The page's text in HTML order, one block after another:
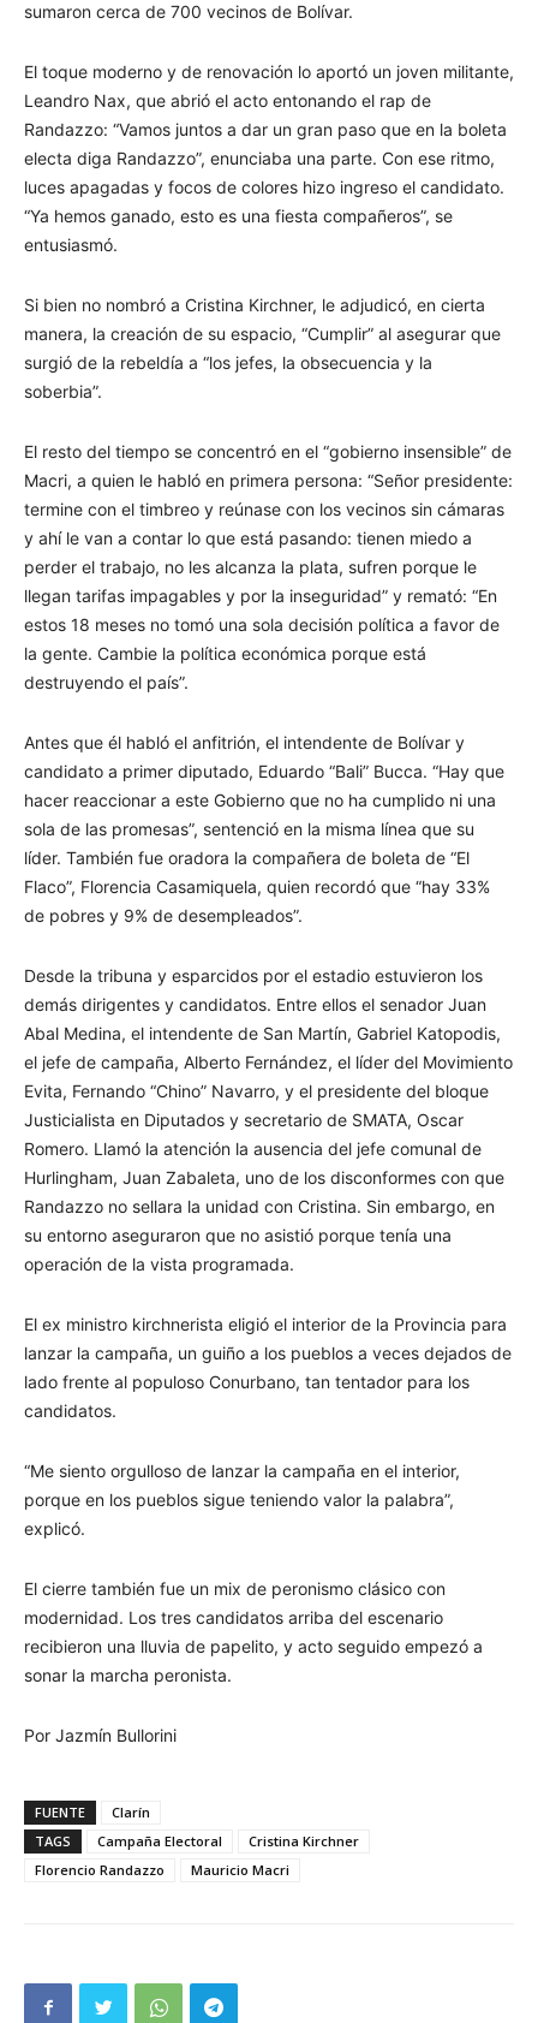
sumaron cerca de 700 vecinos de Bolívar.
El toque moderno y de renovación lo aportó un joven militante,
Leandro Nax, que abrió el acto entonando el rap de
Randazzo: “Vamos juntos a dar un gran paso que en la boleta
electa diga Randazzo”, enunciaba una parte. Con ese ritmo,
luces apagadas y focos de colores hizo ingreso el candidato.
“Ya hemos ganado, esto es una fiesta compañeros”, se
entusiasmó.
Si bien no nombró a Cristina Kirchner, le adjudicó, en cierta
manera, la creación de su espacio, “Cumplir” al asegurar que
surgió de la rebeldía a “los jefes, la obsecuencia y la
soberbia”.
El resto del tiempo se concentró en el “gobierno insensible” de
Macri, a quien le habló en primera persona: “Señor presidente:
termine con el timbreo y reúnase con los vecinos sin cámaras
y ahí le van a contar lo que está pasando: tienen miedo a
perder el trabajo, no les alcanza la plata, sufren porque le
llegan tarifas impagables y por la inseguridad” y remató: “En
estos 18 meses no tomó una sola decisión política a favor de
la gente. Cambie la política económica porque está
destruyendo el país”.
Antes que él habló el anfitrión, el intendente de Bolívar y
candidato a primer diputado, Eduardo “Bali” Bucca. “Hay que
hacer reaccionar a este Gobierno que no ha cumplido ni una
sola de las promesas”, sentenció en la misma línea que su
líder. También fue oradora la compañera de boleta de “El
Flaco”, Florencia Casamiquela, quien recordó que “hay 33%
de pobres y 9% de desempleados”.
Desde la tribuna y esparcidos por el estadio estuvieron los
demás dirigentes y candidatos. Entre ellos el senador Juan
Abal Medina, el intendente de San Martín, Gabriel Katopodis,
el jefe de campaña, Alberto Fernández, el líder del Movimiento
Evita, Fernando “Chino” Navarro, y el presidente del bloque
Justicialista en Diputados y secretario de SMATA, Oscar
Romero. Llamó la atención la ausencia del jefe comunal de
Hurlingham, Juan Zabaleta, uno de los disconformes con que
Randazzo no sellara la unidad con Cristina. Sin embargo, en
su entorno aseguraron que no asistió porque tenía una
operación de la vista programada.
El ex ministro kirchnerista eligió el interior de la Provincia para
lanzar la campaña, un guiño a los pueblos a veces dejados de
lado frente al populoso Conurbano, tan tentador para los
candidatos.
“Me siento orgulloso de lanzar la campaña en el interior,
porque en los pueblos sigue teniendo valor la palabra”,
explicó.
El cierre también fue un mix de peronismo clásico con
modernidad. Los tres candidatos arriba del escenario
recibieron una lluvia de papelito, y acto seguido empezó a
sonar la marcha peronista.
Por Jazmín Bullorini
FUENTE
Clarín
TAGS
Campaña Electoral
Cristina Kirchner
Florencio Randazzo
Mauricio Macri